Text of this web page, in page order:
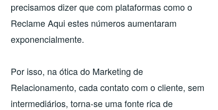
precisamos dizer que com plataformas como o
Reclame Aqui estes números aumentaram
exponencialmente.
Por isso, na ótica do Marketing de
Relacionamento, cada contato com o cliente, sem
intermediários, torna-se uma fonte rica de